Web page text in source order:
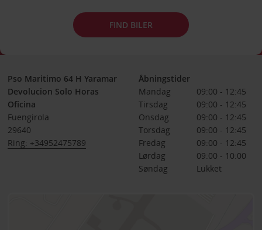
FIND BILER
Pso Maritimo 64 H Yaramar
Devolucion Solo Horas
Oficina
Fuengirola
29640
Ring: +34952475789
Åbningstider
Mandag
09:00 - 12:45
Tirsdag
09:00 - 12:45
Onsdag
09:00 - 12:45
Torsdag
09:00 - 12:45
Fredag
09:00 - 12:45
Lørdag
09:00 - 10:00
Søndag
Lukket